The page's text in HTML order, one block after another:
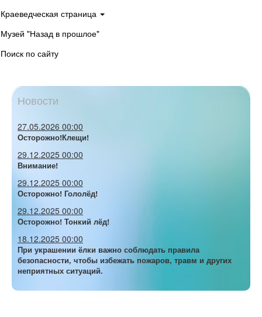
Краеведческая страница
Музей "Назад в прошлое"
Поиск по сайту
Новости
27.05.2026 00:00
Осторожно!Клещи!
29.12.2025 00:00
Внимание!
29.12.2025 00:00
Осторожно! Гололёд!
29.12.2025 00:00
Осторожно! Тонкий лёд!
18.12.2025 00:00
При украшении ёлки важно соблюдать правила
безопасности, чтобы избежать пожаров, травм и других
неприятных ситуаций.